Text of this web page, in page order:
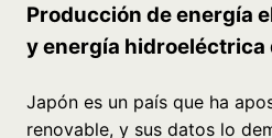
Producción de energía
y energía hidroeléctrica
Japón es un país que ha
renovable, y sus datos lo